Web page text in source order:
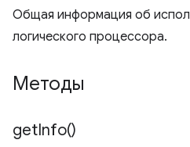
Общая информация об
логического процессора.
Методы
getInfo()